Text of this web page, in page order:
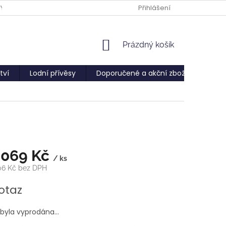
Přihlášení
NÁKUPNÍ
Prázdný košík
Lodní přívěsy Doporučené a akční zboží
Kč / ks
Kč bez DPH
vyprodána…